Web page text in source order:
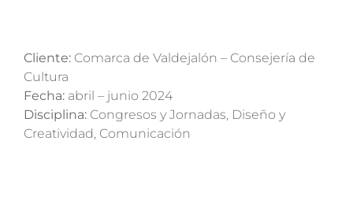
Cliente: Comarca de Valdejalón – Consejería de
Cultura
Fecha: abril – junio 2024
Disciplina: Congresos y Jornadas, Diseño y
Creatividad, Comunicación